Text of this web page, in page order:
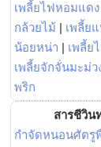
เพลี้ยไฟหอมแดง
กล้วยไม้ | เพลี้ย
น้อยหน่า | เพลี้ย
เพลี้ยจักจั่นมะม่ว
พริก
สารชีวิน
กำจัดหนอนศัตรู